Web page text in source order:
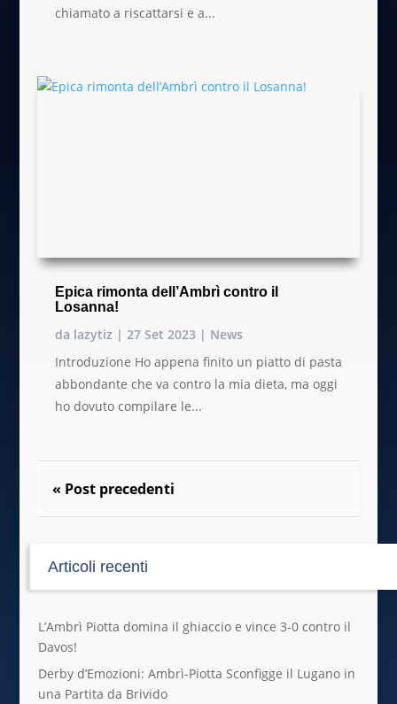
chiamato a riscattarsi e a...
Epica rimonta dell’Ambrì contro il
Losanna!
da lazytiz | 27 Set 2023| News
Introduzione Ho appena finito un piatto di pasta
abbondante che va contro la mia dieta, ma oggi
ho dovuto compilare le...
« Post precedenti
Articoli recenti
L’Ambrì Piotta domina il ghiaccio e vince 3-0 contro il
Davos!
Derby d’Emozioni: Ambrì-Piotta Sconfigge il Lugano in
una Partita da Brivido